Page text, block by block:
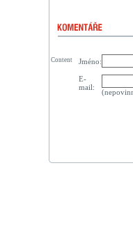
Jméno:
E-
mail:
Content